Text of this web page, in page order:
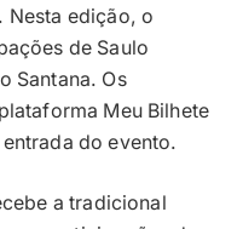
Nesta edição, o
de Saulo
Santana. Os
Meu Bilhete
do evento.
a tradicional